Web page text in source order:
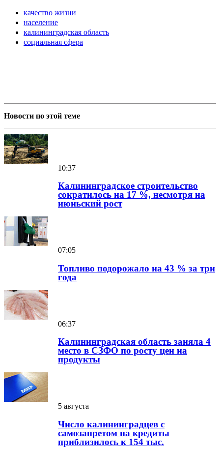
качество жизни
население
калининградская область
социальная сфера
Новости по этой теме
10:37
Калининградское строительство
сократилось на 17 %, несмотря на
июньский рост
07:05
Топливо подорожало на 43 % за три
года
06:37
Калининградская область заняла 4
место в СЗФО по росту цен на
продукты
5 августа
Число калининградцев с
самозапретом на кредиты
приблизилось к 154 тыс.